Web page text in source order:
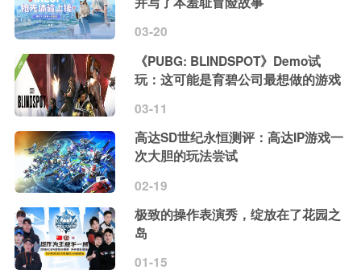
03-20
《PUBG: BLINDSPOT》Demo试
玩：这可能是育碧公司最想做的游戏
03-11
高达SD世纪永恒测评：高达IP游戏一
次大胆的玩法尝试
02-19
极致的操作表演秀，绽放在了花园之
岛
01-15